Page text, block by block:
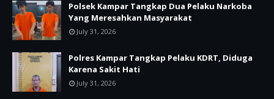
Polsek Kampar Tangkap Dua Pelaku Narkoba
Yang Meresahkan Masyarakat
July 31, 2026
Polres Kampar Tangkap Pelaku KDRT, Diduga
Karena Sakit Hati
July 31, 2026